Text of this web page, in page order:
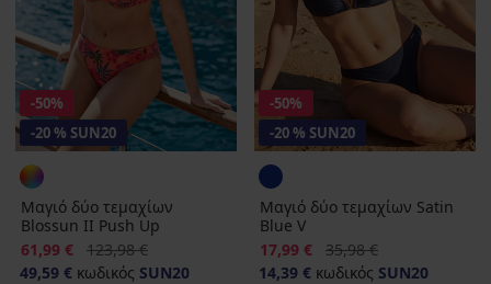
-50%
-20 % SUN20
Μαγιό δύο τεμαχίων
Blossun II Push Up
Έκπτωση
61,99 € Αρχική τιμή
123,98 €
49,59 € κωδικός SUN20
-50%
-20 % SUN20
Μαγιό δύο τεμαχίων Satin
Blue V
Έκπτωση
17,99 € Αρχική τιμή
35,98 €
14,39 € κωδικός SUN20